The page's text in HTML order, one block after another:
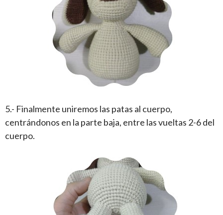
5.- Finalmente uniremos las patas al cuerpo,
centrándonos en la parte baja, entre las vueltas 2-6 del
cuerpo.